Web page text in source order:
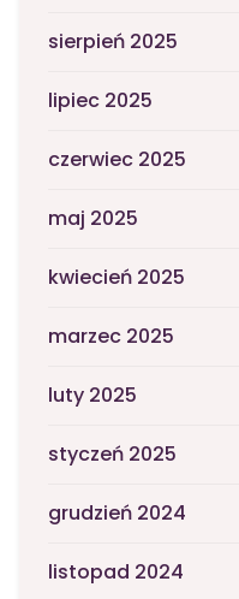
sierpień 2025
lipiec 2025
czerwiec 2025
maj 2025
kwiecień 2025
marzec 2025
luty 2025
styczeń 2025
grudzień 2024
listopad 2024